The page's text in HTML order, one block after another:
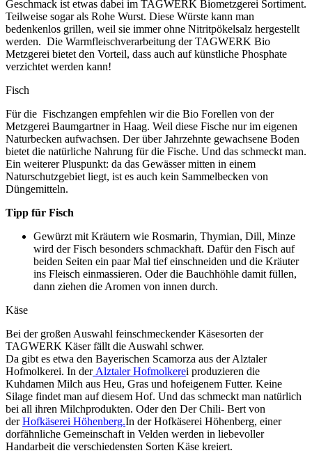
Geschmack ist etwas dabei im TAGWERK Biometzgerei Sortiment.
Teilweise sogar als Rohe Wurst. Diese Würste kann man
bedenkenlos grillen, weil sie immer ohne Nitritpökelsalz hergestellt
werden. Die Warmfleischverarbeitung der TAGWERK Bio
Metzgerei bietet den Vorteil, dass auch auf künstliche Phosphate
verzichtet werden kann!
Fisch
Für die Fischzangen empfehlen wir die Bio Forellen von der
Metzgerei Baumgartner in Haag. Weil diese Fische nur im eigenen
Naturbecken aufwachsen. Der über Jahrzehnte gewachsene Boden
bietet die natürliche Nahrung für die Fische. Und das schmeckt man.
Ein weiterer Pluspunkt: da das Gewässer mitten in einem
Naturschutzgebiet liegt, ist es auch kein Sammelbecken von
Düngemitteln.
Tipp für Fisch
Gewürzt mit Kräutern wie Rosmarin, Thymian, Dill, Minze
wird der Fisch besonders schmackhaft. Dafür den Fisch auf
beiden Seiten ein paar Mal tief einschneiden und die Kräuter
ins Fleisch einmassieren. Oder die Bauchhöhle damit füllen,
dann ziehen die Aromen von innen durch.
Käse
Bei der großen Auswahl feinschmeckender Käsesorten der
TAGWERK Käser fällt die Auswahl schwer.
Da gibt es etwa den Bayerischen Scamorza aus der Alztaler
Hofmolkerei. In derAlztaler Hofmolkerei produzieren die
Kuhdamen Milch aus Heu, Gras und hofeigenem Futter. Keine
Silage findet man auf diesem Hof. Und das schmeckt man natürlich
bei all ihren Milchprodukten. Oder den Der Chili- Bert von
derHofkäserei Höhenberg.In der Hofkäserei Höhenberg, einer
dorfähnliche Gemeinschaft in Velden werden in liebevoller
Handarbeit die verschiedensten Sorten Käse kreiert.